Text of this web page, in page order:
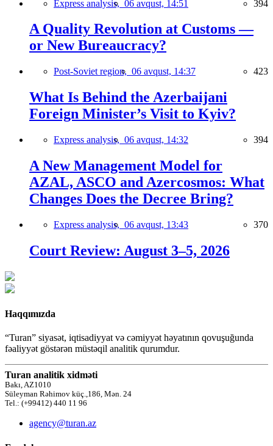
Express analysis, 06 avqust, 14:51 394
A Quality Revolution at Customs —
or New Bureaucracy?
Post-Soviet region, 06 avqust, 14:37 423
What Is Behind the Azerbaijani
Foreign Minister’s Visit to Kyiv?
Express analysis, 06 avqust, 14:32 394
A New Management Model for
AZAL, ASCO and Azercosmos: What
Changes Does the Decree Bring?
Express analysis, 06 avqust, 13:43 370
Court Review: August 3–5, 2026
Haqqımızda
“Turan” siyasət, iqtisadiyyat və cəmiyyət həyatının qovuşuğunda
fəaliyyət göstərən müstəqil analitik qurumdur.
Turan analitik xidməti
Bakı, AZ1010
Süleyman Rəhimov küç.,186, Mən. 24
Tel.: (+99412) 440 11 96
agency@turan.az